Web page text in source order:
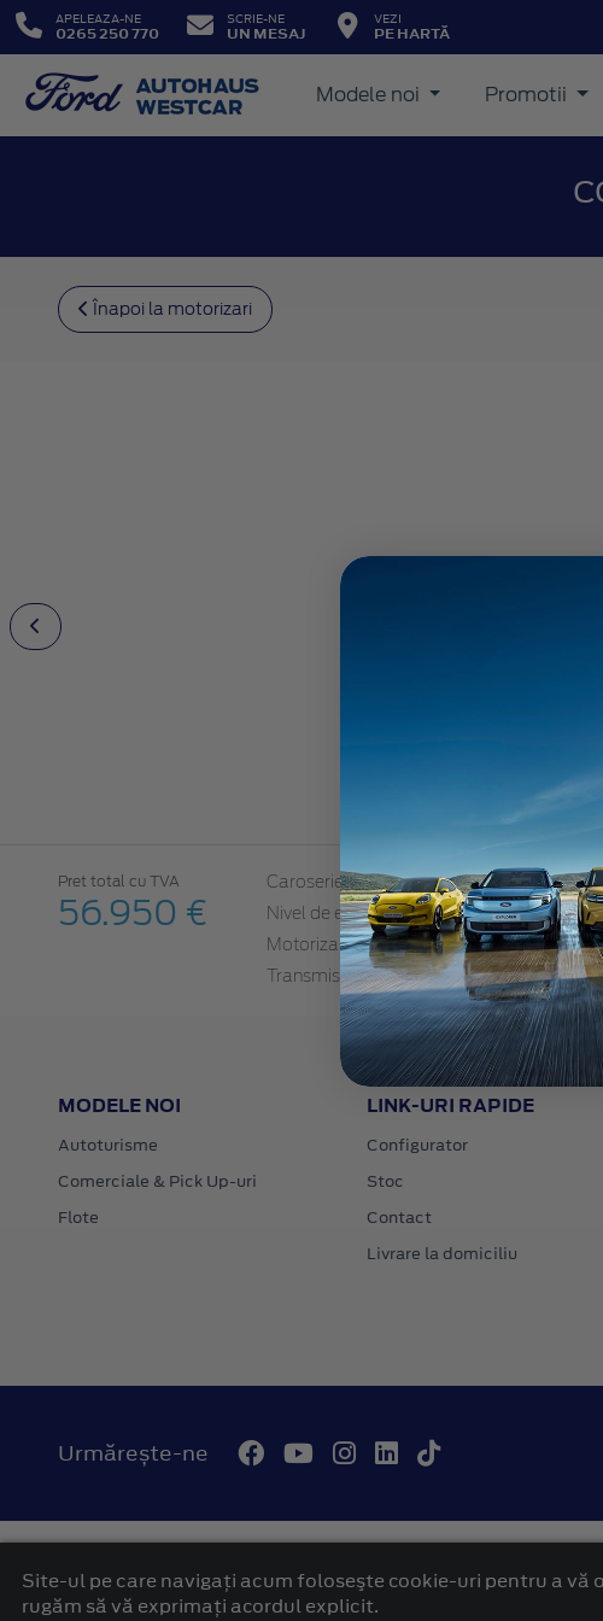
APELEAZA-NE
0265 250 770
SCRIE-NE
UN MESAJ
VEZI
PE HARTĂ
Modele noi Promotii
Înapoi la motorizari
Pret total cu TVA
56.950 €
Caroserie 5 usi
Nivel de echipare Select
Motorizare autonomie extinsă 340
Transmisie Transmisie automată
MODELE NOI
Autoturisme
Comerciale & Pick Up-uri
Flote
LINK-URI RAPIDE
Configurator
Stoc
Contact
Livrare la domiciliu
Urmărește-ne
platformă dezvoltată de Workleto
Site-ul pe care navigați acum foloseşte cookie-uri pentru a
rugăm să vă exprimați acordul explicit.